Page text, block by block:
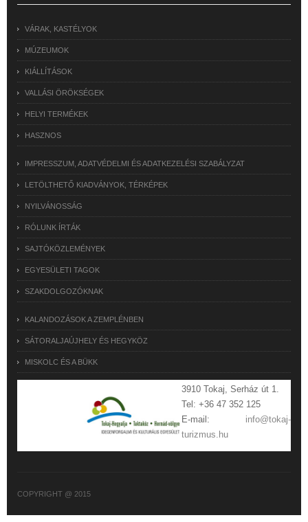
VÁRAK, KASTÉLYOK
MÚZEUMOK
KIÁLLÍTÁSOK
VALLÁSI ÖRÖKSÉGEK
HELYI TERMÉKEK
HASZNOS
IMPRESSZUM, ADATVÉDELMI ÉS ADATKEZELÉSI SZABÁLYZAT
LETÖLTHETŐ KIADVÁNYOK, TÉRKÉPEK
NYILVÁNOSSÁG
RÓLUNK ÍRTÁK
SAJTÓKÖZLEMÉNYEK
EGYESÜLETI TAGOK
SZAKDOLGOZÓKNAK
KALANDOZÁSOK A ZEMPLÉNBEN
SÁTORALJAÚJHELY ÉS HEGYKÖZ
MISKOLC ÉS A BÜKK
3910 Tokaj, Serház út 1.
Tel: +36 47 352 125
E-mail: info@tokaj-
turizmus.hu
COPYRIGHT @ 2015